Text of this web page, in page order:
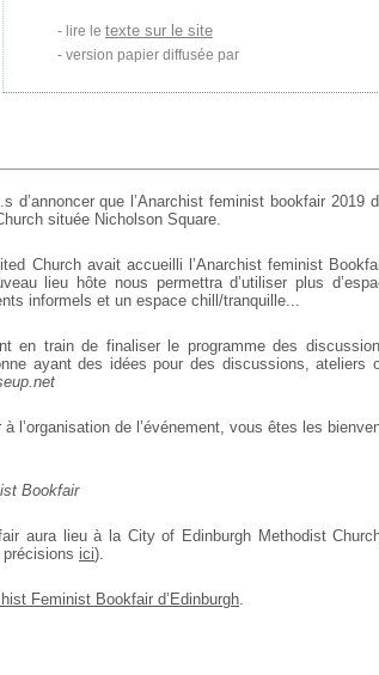
lire le texte sur le site
version papier diffusée par
d’annoncer que l’Anarchist feminist bookfair 2019
située Nicholson Square.
Church avait accueilli l’Anarchist feminist
lieu hôte nous permettra d’utiliser plus
informels et un espace chill/tranquille...
en train de finaliser le programme des
ayant des idées pour des discussions, ateliers
l’organisation de l’événement, vous êtes les
Bookfair
aura lieu à la City of Edinburgh Methodist
ici).
Feminist Bookfair d’Edinburgh.